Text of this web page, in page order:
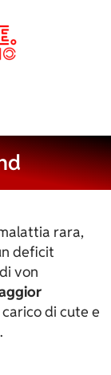
rara,
deficit
von
di cute e